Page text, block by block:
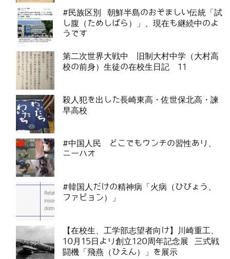
#民族区別 朝鮮半島のおぞましい伝統「試
し腹（ためしばら）」、現在も継続中のよ
うです
第二次世界大戦中 旧制大村中学（大村高
校の前身）生徒の在校生日記 11
殺人犯を出した長崎東高・佐世保北高・諫
早高校
#中国人民 どこでもウンチの習性あり、
ニーハオ
#韓国人だけの精神病「火病（ひびょう、
ファビョン）」
【在校生、工学部志望者向け】川崎重工、
10月15日より創立120周年記念展 三式戦
闘機「飛燕（ひえん）」を展示